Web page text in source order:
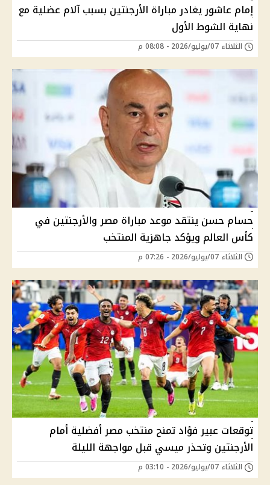
إمام عاشور يغادر مباراة الأرجنتين بسبب آلام عضلية مع
نهاية الشوط الأول
الثلاثاء 07/يوليو/2026 - 08:08 م
حسام حسن ينتقد موعد مباراة مصر والأرجنتين في
كأس العالم ويؤكد جاهزية المنتخب
الثلاثاء 07/يوليو/2026 - 07:26 م
توقعات عبير فؤاد تمنح منتخب مصر أفضلية أمام
الأرجنتين وتحذر ميسي قبل مواجهة الليلة
الثلاثاء 07/يوليو/2026 - 03:10 م